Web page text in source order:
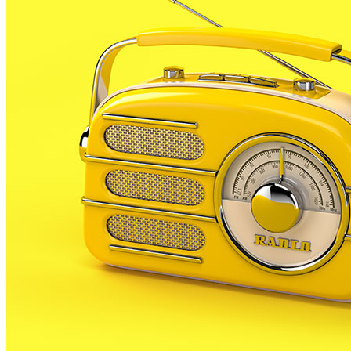
imposar a casa del St Julià de Ramis per 30 a 52, en un
partit en el que les palafollenques no van imposar el
seu ritme fins al segon quart. La bona defensa i
transició ofensiva del PLF va ser constant fins el final
del partit.Ara les noies descansen fins que estiguin a
punt els nous calendaris, que donaran pas a la
segona fase. En la 1a fase, les noies han guanyat 18
dels 22 partits disputats, els mateixos números que el
Malgrat 2000, però les veïnes han quedat 2s, mentre
que el PLF finalment han estat 3s per culpa de la
derrota de fa unes setmanes a Malgrat on van perdre
el basquet average.
Els nois també es van imposar en el seu partit del cap
de setmana. El masculí va guanyar a la pista del